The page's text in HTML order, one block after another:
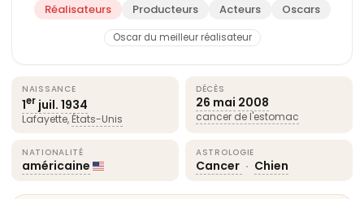
Réalisateurs Producteurs Acteurs Oscars
Oscar du meilleur réalisateur
NAISSANCE
1er juil. 1934
Lafayette, États-Unis
DÉCÈS
26 mai 2008
cancer de l'estomac
NATIONALITÉ
américaine
ASTROLOGIE
Cancer · Chien